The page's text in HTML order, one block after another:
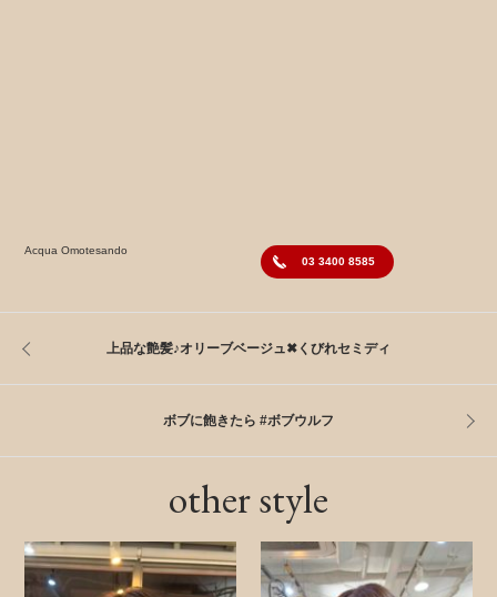
Acqua Omotesando
03 3400 8585
上品な艶髪♪オリーブベージュ✖︎くびれセミディ
ボブに飽きたら #ボブウルフ
other style